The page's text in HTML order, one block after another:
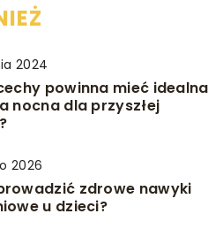
2024
powinna mieć idealna
nocna dla przyszłej
2026
zdrowe nawyki
u dzieci?